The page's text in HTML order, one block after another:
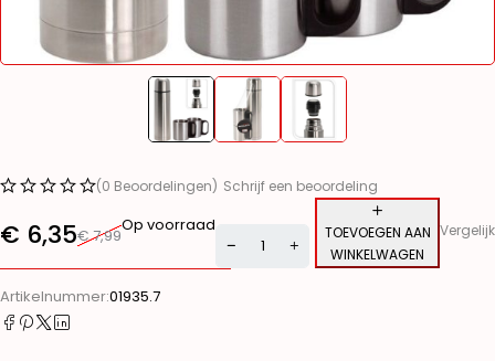
(0 Beoordelingen) Schrijf een beoordeling
€7,99
€ 6,35 Op voorraad
TOEVOEGEN AAN
WINKELWAGEN
Alternative:
Vergelijk
Artikelnummer:01935.7